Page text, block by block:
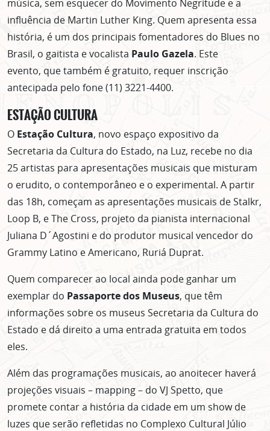
música, sem esquecer do Movimento Negritude e a
influência de Martin Luther King. Quem apresenta essa
história, é um dos principais fomentadores do Blues no
Brasil, o gaitista e vocalista Paulo Gazela. Este
evento, que também é gratuito, requer inscrição
antecipada pelo fone (11) 3221-4400.
ESTAÇÃO CULTURA
O Estação Cultura, novo espaço expositivo da
Secretaria da Cultura do Estado, na Luz, recebe no dia
25 artistas para apresentações musicais que misturam
o erudito, o contemporâneo e o experimental. A partir
das 18h, começam as apresentações musicais de Stalkr,
Loop B, e The Cross, projeto da pianista internacional
Juliana D´Agostini e do produtor musical vencedor do
Grammy Latino e Americano, Ruriá Duprat.
Quem comparecer ao local ainda pode ganhar um
exemplar do Passaporte dos Museus, que têm
informações sobre os museus Secretaria da Cultura do
Estado e dá direito a uma entrada gratuita em todos
eles.
Além das programações musicais, ao anoitecer haverá
projeções visuais – mapping – do VJ Spetto, que
promete contar a história da cidade em um show de
luzes que serão refletidas no Complexo Cultural Júlio